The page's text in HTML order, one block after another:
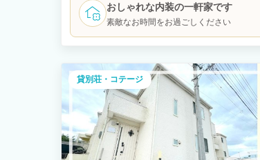
おしゃれな内装の一軒家です
素敵なお時間をお過ごしください
貸別荘・コテージ